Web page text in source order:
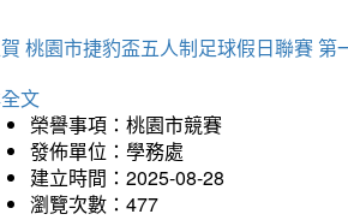
桃園市捷豹盃五人制足球假日聯賽 第
文
榮譽事項：桃園市競賽
發佈單位：學務處
建立時間：2025-08-28
瀏覽次數：477